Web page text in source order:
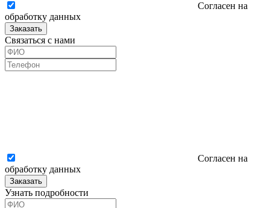
Согласен на
обработку данных
Заказать
Связаться с нами
Согласен на
обработку данных
Заказать
Узнать подробности